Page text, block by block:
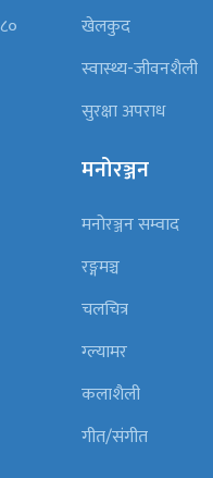
खेलकुद
स्वास्थ्य-जीवनशैली
सुरक्षा अपराध
मनोरञ्जन
मनोरञ्जन सम्वाद
रङ्गमञ्च
चलचित्र
ग्ल्यामर
कलाशैली
गीत/संगीत